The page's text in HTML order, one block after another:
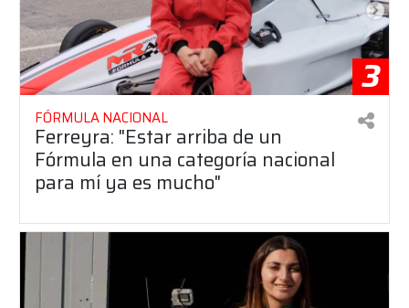
3
FÓRMULA NACIONAL
Ferreyra: "Estar arriba de un
Fórmula en una categoría nacional
para mí ya es mucho"